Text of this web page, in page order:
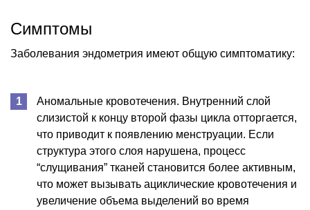
Симптомы
Заболевания эндометрия имеют общую симптоматику:
Аномальные кровотечения. Внутренний слой
слизистой к концу второй фазы цикла отторгается,
что приводит к появлению менструации. Если
структура этого слоя нарушена, процесс
“слущивания” тканей становится более активным,
что может вызывать ациклические кровотечения и
увеличение объема выделений во время